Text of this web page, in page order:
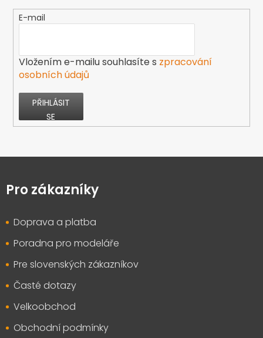
E-mail
Vložením e-mailu souhlasíte s zpracování
osobních údajů
PŘIHLÁSIT
SE
pPro zákazníky
Doprava a platba
Poradna pro modeláře
Pre slovenských zákazníkov
Časté dotazy
Velkoobchod
Obchodní podmínky